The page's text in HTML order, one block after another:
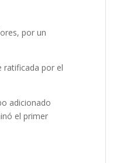
por un
ratificada por el
adicionado
el primer